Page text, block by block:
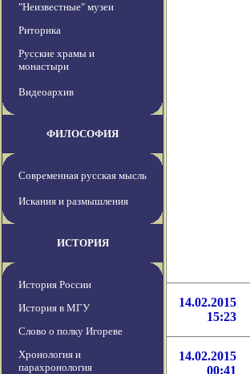
"Неизвестные" музеи
Риторика
Русские храмы и
монастыри
Видеоархив
ФИЛОСОФИЯ
Современная русская мысль
Искания и размышления
ИСТОРИЯ
История России
История в МГУ
Слово о полку Игореве
Хронология и
парахронология
14.02.2015
15:23
14.02.2015
00:41